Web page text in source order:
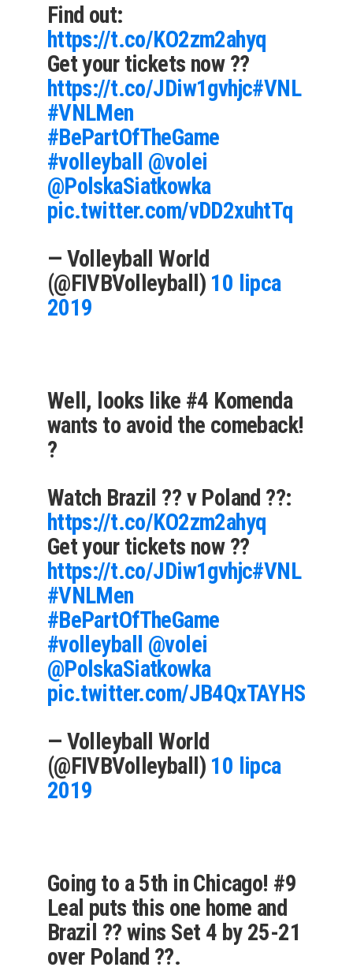
Find out:
https://t.co/KO2zm2ahyq
Get your tickets now ??
https://t.co/JDiw1gvhjc#VNL
#VNLMen
#BePartOfTheGame
#volleyball @volei
@PolskaSiatkowka
pic.twitter.com/vDD2xuhtTq
— Volleyball World
(@FIVBVolleyball) 10 lipca
2019
Well, looks like #4 Komenda
wants to avoid the comeback!
?
Watch Brazil ?? v Poland ??:
https://t.co/KO2zm2ahyq
Get your tickets now ??
https://t.co/JDiw1gvhjc#VNL
#VNLMen
#BePartOfTheGame
#volleyball @volei
@PolskaSiatkowka
pic.twitter.com/JB4QxTAYHS
— Volleyball World
(@FIVBVolleyball) 10 lipca
2019
Going to a 5th in Chicago! #9
Leal puts this one home and
Brazil ?? wins Set 4 by 25-21
over Poland ??.